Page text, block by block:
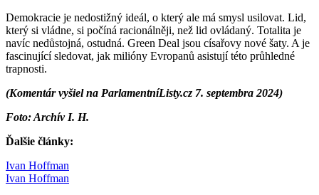
Demokracie je nedostižný ideál, o který ale má smysl usilovat. Lid,
který si vládne, si počíná racionálněji, než lid ovládaný. Totalita je
navíc nedůstojná, ostudná. Green Deal jsou císařovy nové šaty. A je
fascinující sledovat, jak milióny Evropanů asistují této průhledné
trapnosti.
(Komentár vyšiel na ParlamentníListy.cz 7. septembra 2024)
Foto: Archív I. H.
Ďalšie články:
Ivan Hoffman
Ivan Hoffman